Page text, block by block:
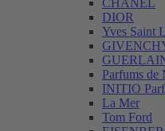
CHANEL
DIOR
Yves Saint
Parfums de
INITIO
La Mer
Tom Ford